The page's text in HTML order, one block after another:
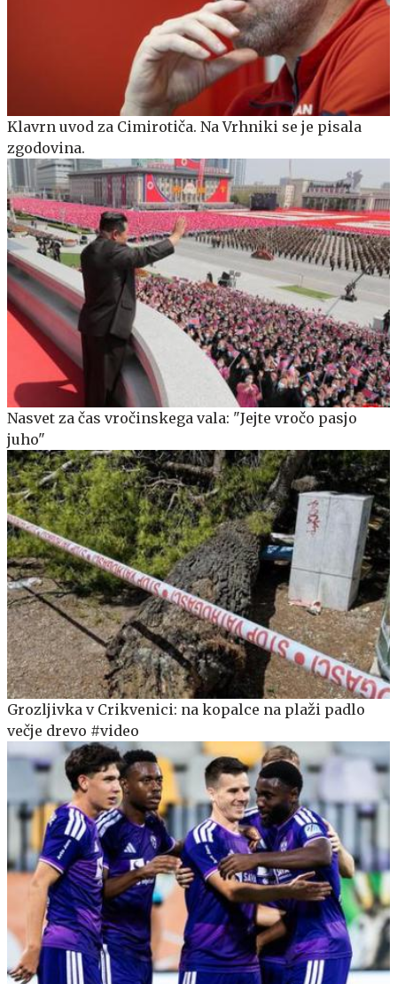
Klavrn uvod za Cimirotiča. Na Vrhniki se je pisala
zgodovina.
Nasvet za čas vročinskega vala: "Jejte vročo pasjo
juho"
Grozljivka v Crikvenici: na kopalce na plaži padlo
večje drevo #video